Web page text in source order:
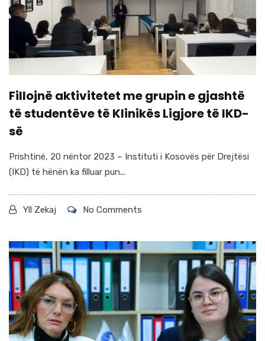
Fillojnë aktivitetet me grupin e gjashtë
të studentëve të Klinikës Ligjore të IKD-
së
Prishtinë, 20 nëntor 2023 – Instituti i Kosovës për Drejtësi
(IKD) të hënën ka filluar pun...
Yll Zekaj No Comments